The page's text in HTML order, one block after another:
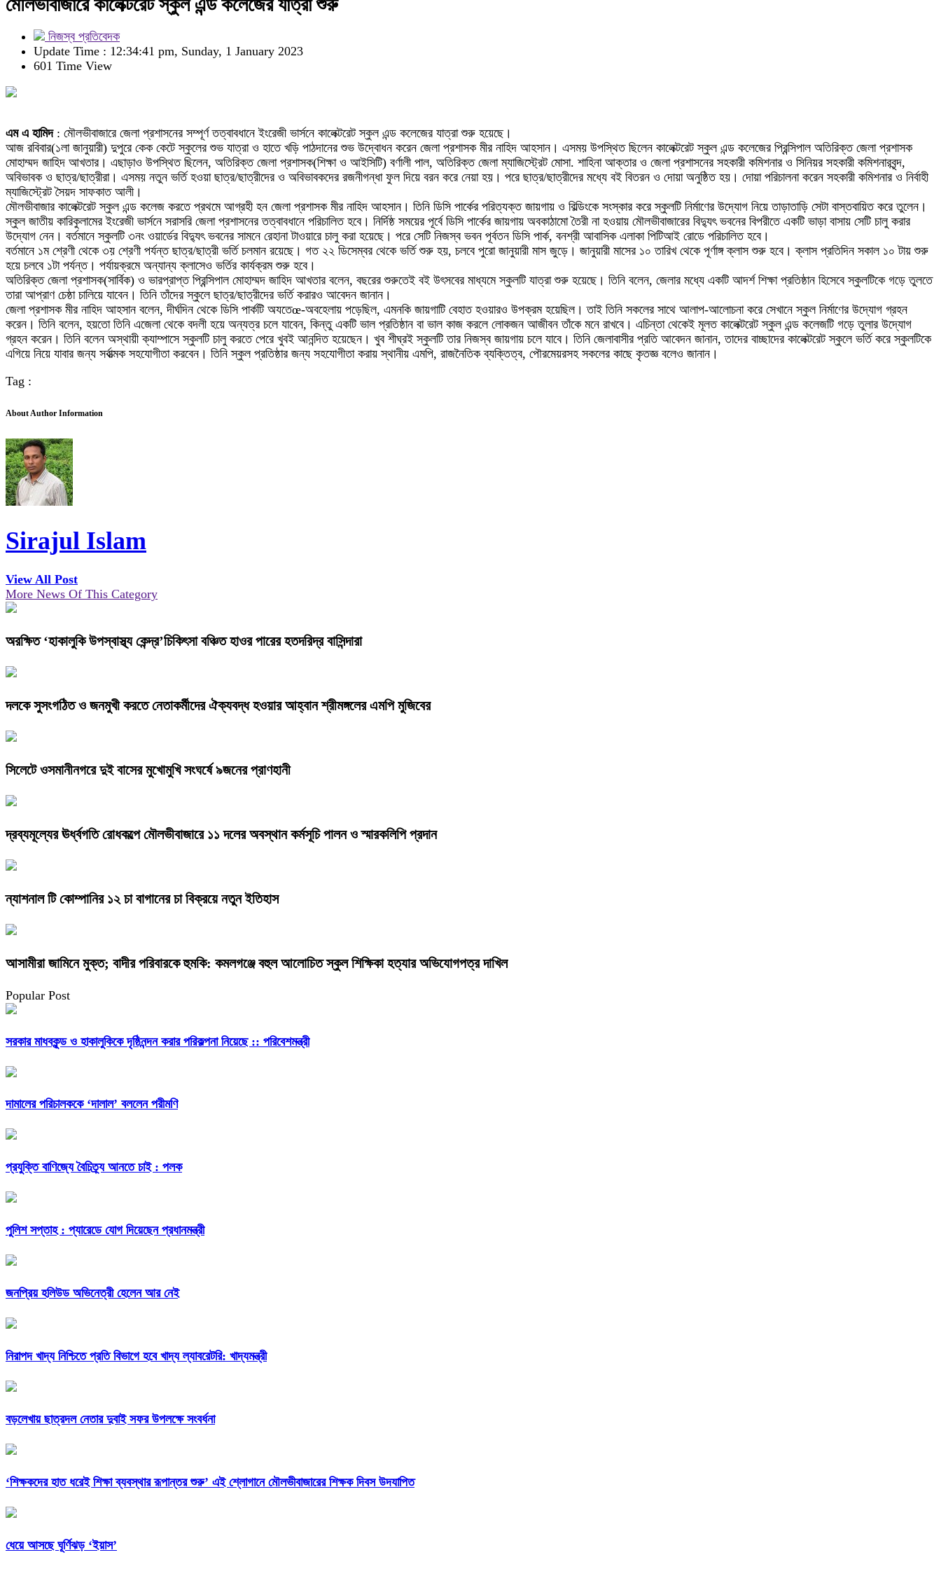
মৌলভীবাজারে কালেক্টরেট স্কুল এন্ড কলেজের যাত্রা শুরু
নিজস্ব প্রতিবেদক
Update Time : 12:34:41 pm, Sunday, 1 January 2023
601 Time View
এম এ হামিদ: মৌলভীবাজারে জেলা প্রশাসনের সম্পূর্ণ তত্বাবধানে ইংরেজী ভার্সনে কালেক্টরেট স্কুল এন্ড কলেজের যাত্রা শুরু হয়েছে।
আজ রবিবার(১লা জানুয়ারী) দুপুরে কেক কেটে স্কুলের শুভ যাত্রা ও হাতে খড়ি পাঠদানের শুভ উদ্বোধন করেন জেলা প্রশাসক মীর নাহিদ আহসান। এসময় উপস্থিত ছিলেন কালেক্টরেট স্কুল এন্ড কলেজের প্রিন্সিপাল অতিরিক্ত জেলা প্রশাসক
মোহাম্মদ জাহিদ আখতার। এছাড়াও উপস্থিত ছিলেন, অতিরিক্ত জেলা প্রশাসক(শিক্ষা ও আইসিটি) বর্ণালী পাল, অতিরিক্ত জেলা ম্যাজিস্ট্রেট মোসা. শাহিনা আক্তার ও জেলা প্রশাসনের সহকারী কমিশনার ও সিনিয়র সহকারী কমিশনারবৃন্দ,
অবিভাবক ও ছাত্র/ছাত্রীরা। এসময় নতুন ভর্তি হওয়া ছাত্র/ছাত্রীদের ও অবিভাবকদের রজনীগন্ধা ফুল দিয়ে বরন করে নেয়া হয়। পরে ছাত্র/ছাত্রীদের মধ্যে বই বিতরন ও দোয়া অনুষ্ঠিত হয়। দোয়া পরিচালনা করেন সহকারী কমিশনার ও নির্বাহী
ম্যাজিস্ট্রেট সৈয়দ সাফকাত আলী।
মৌলভীবাজার কালেক্টরেট স্কুল এন্ড কলেজ করতে প্রথমে আগ্রহী হন জেলা প্রশাসক মীর নাহিদ আহসান। তিনি ডিসি পার্কের পরিত্যক্ত জায়গায় ও বিল্ডিংকে সংস্কার করে স্কুলটি নির্মাণের উদ্যোগ নিয়ে তাড়াতাড়ি সেটা বাস্তবায়িত করে তুলেন।
স্কুল জাতীয় কারিকুলামের ইংরেজী ভার্সনে সরাসরি জেলা প্রশাসনের তত্বাবধানে পরিচালিত হবে। নির্দিষ্ঠ সময়ের পূর্বে ডিসি পার্কের জায়গায় অবকাঠামো তৈরী না হওয়ায় মৌলভীবাজারের বিদ্যুৎ ভবনের বিপরীতে একটি ভাড়া বাসায় সেটি চালু করার
উদ্যোগ নেন। বর্তমানে স্কুলটি ৩নং ওয়ার্ডের বিদ্যুৎ ভবনের সামনে রেহানা টাওয়ারে চালু করা হয়েছে। পরে সেটি নিজস্ব ভবন পূর্বতন ডিসি পার্ক, বনশ্রী আবাসিক এলাকা পিটিআই রোডে পরিচালিত হবে।
বর্তমানে ১ম শ্রেণী থেকে ৩য় শ্রেণী পর্যন্ত ছাত্র/ছাত্রী ভর্তি চলমান রয়েছে। গত ২২ ডিসেম্বর থেকে ভর্তি শুরু হয়, চলবে পুরো জানুয়ারী মাস জুড়ে। জানুয়ারী মাসের ১০ তারিখ থেকে পূর্ণাঙ্গ ক্লাস শুরু হবে। ক্লাস প্রতিদিন সকাল ১০ টায় শুরু
হয়ে চলবে ১টা পর্যন্ত। পর্যায়ক্রমে অন্যান্য ক্লাসেও ভর্তির কার্যক্রম শুরু হবে।
অতিরিক্ত জেলা প্রশাসক(সার্বিক) ও ভারপ্রাপ্ত প্রিন্সিপাল মোহাম্মদ জাহিদ আখতার বলেন, বছরের শুরুতেই বই উৎসবের মাধ্যমে স্কুলটি যাত্রা শুরু হয়েছে। তিনি বলেন, জেলার মধ্যে একটি আদর্শ শিক্ষা প্রতিষ্ঠান হিসেবে স্কুলটিকে গড়ে তুলতে
তারা আপ্রাণ চেষ্ঠা চালিয়ে যাবেন। তিনি তাঁদের স্কুলে ছাত্র/ছাত্রীদের ভর্তি করারও আবেদন জানান।
জেলা প্রশাসক মীর নাহিদ আহসান বলেন, দীর্ঘদিন থেকে ডিসি পার্কটি অযতেœ-অবহেলায় পড়েছিল, এমনকি জায়গাটি বেহাত হওয়ারও উপক্রম হয়েছিল। তাই তিনি সকলের সাথে আলাপ-আলোচনা করে সেখানে স্কুল নির্মাণের উদ্যোগ গ্রহন
করেন। তিনি বলেন, হয়তো তিনি এজেলা থেকে বদলী হয়ে অন্যত্র চলে যাবেন, কিন্তু একটি ভাল প্রতিষ্ঠান বা ভাল কাজ করলে লোকজন আজীবন তাঁকে মনে রাখবে। এচিন্তা থেকেই মূলত কালেক্টরেট স্কুল এন্ড কলেজটি গড়ে তুলার উদ্যোগ
গ্রহন করেন। তিনি বলেন অস্থায়ী ক্যাম্পাসে স্কুলটি চালু করতে পেরে খুবই আনন্দিত হয়েছেন। খুব শীঘ্রই স্কুলটি তার নিজস্ব জায়গায় চলে যাবে। তিনি জেলাবাসীর প্রতি আবেদন জানান, তাদের বাচ্ছাদের কালেক্টরেট স্কুলে ভর্তি করে স্কুলটিকে
এগিয়ে নিয়ে যাবার জন্য সর্বাত্মক সহযোগীতা করবেন। তিনি স্কুল প্রতিষ্ঠার জন্য সহযোগীতা করায় স্থানীয় এমপি, রাজনৈতিক ব্যক্তিত্ব, পৌরমেয়রসহ সকলের কাছে কৃতজ্ঞ বলেও জানান।
Tag :
About Author Information
Sirajul Islam
View All Post
More News Of This Category
অরক্ষিত ‘হাকালুকি উপস্বাস্থ্য কেন্দ্র’চিকিৎসা বঞ্চিত হাওর পারের হতদরিদ্র বাসিন্দারা
দলকে সুসংগঠিত ও জনমুখী করতে নেতাকর্মীদের ঐক্যবদ্ধ হওয়ার আহ্বান শ্রীমঙ্গলের এমপি মুজিবের
সিলেটে ওসমানীনগরে দুই বাসের মুখোমুখি সংঘর্ষে ৯জনের প্রাণহানী
দ্রব্যমূল্যের ঊর্ধ্বগতি রোধকল্পে মৌলভীবাজারে ১১ দলের অবস্থান কর্মসূচি পালন ও স্মারকলিপি প্রদান
ন্যাশনাল টি কোম্পানির ১২ চা বাগানের চা বিক্রয়ে নতুন ইতিহাস
আসামীরা জামিনে মুক্ত; বাদীর পরিবারকে হুমকি: কমলগঞ্জে বহুল আলোচিত স্কুল শিক্ষিকা হত্যার অভিযোগপত্র দাখিল
Popular Post
সরকার মাধবকুন্ড ও হাকালুকিকে দৃষ্ঠিনন্দন করার পরিকল্পনা নিয়েছে :: পরিবেশমন্ত্রী
দামালের পরিচালককে ‘দালাল’ বললেন পরীমণি
প্রযুক্তি বাণিজ্যে বৈচিত্র্য আনতে চাই : পলক
পুলিশ সপ্তাহ : প্যারেডে যোগ দিয়েছেন প্রধানমন্ত্রী
জনপ্রিয় হলিউড অভিনেত্রী হেলেন আর নেই
নিরাপদ খাদ্য নিশ্চিতে প্রতি বিভাগে হবে খাদ্য ল্যাবরেটরি: খাদ্যমন্ত্রী
বড়লেখায় ছাত্রদল নেতার দুবাই সফর উপলক্ষে সংবর্ধনা
‘শিক্ষকদের হাত ধরেই শিক্ষা ব্যবস্থার রূপান্তর শুরু’ এই শ্লোগানে মৌলভীবাজারের শিক্ষক দিবস উদযাপিত
ধেয়ে আসছে ঘূর্ণিঝড় ‘ইয়াস’